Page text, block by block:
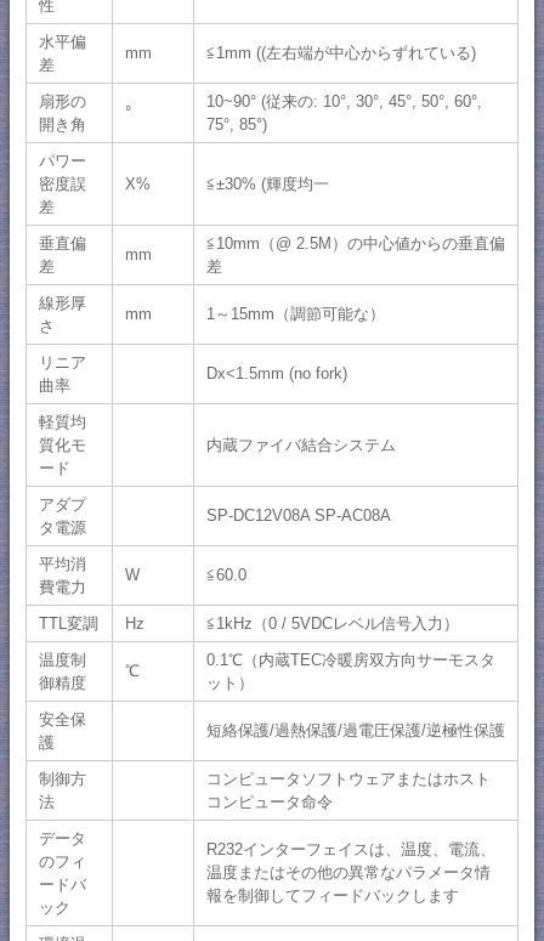
性
水平偏
差
mm ≦1mm ((左右端が中心からずれている)
扇形の
開き角
°
10~90° (従来の: 10°, 30°, 45°, 50°, 60°,
75°, 85°)
パワー
密度誤
差
X% ≦±30% (輝度均一
垂直偏
差
mm
≦10mm（@ 2.5M）の中心値からの垂直偏
差
線形厚
さ
mm 1～15mm（調節可能な）
リニア
曲率
Dx<1.5mm (no fork)
軽質均
質化モ
ード
内蔵ファイバ結合システム
アダプ
タ電源
SP-DC12V08A SP-AC08A
平均消
費電力
W ≦60.0
TTL変調 Hz
≦1kHz（0 / 5VDCレベル信号入力）
温度制
御精度
℃
0.1℃（内蔵TEC冷暖房双方向サーモスタ
ット）
安全保
護
短絡保護/過熱保護/過電圧保護/逆極性保護
制御方
法
コンピュータソフトウェアまたはホスト
コンピュータ命令
データ
のフィ
ードバ
ック
R232インターフェイスは、温度、電流、
温度またはその他の異常なパラメータ情
報を制御してフィードバックします